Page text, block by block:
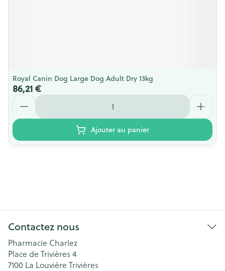
Royal Canin Dog Large Dog Adult Dry 13kg
86,21 €
Quantité
Ajouter au panier
Contactez nous
Pharmacie Charlez
Place de Trivières 4
7100 La Louvière Trivières